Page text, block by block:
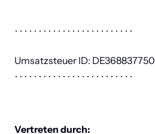
Umsatzsteuer ID: DE368837750